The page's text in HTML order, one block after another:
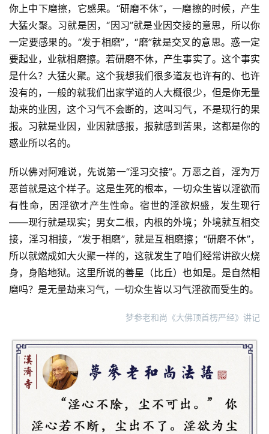
资
八
点
僧
音
高
僧
心
你上中下磨擦，它感果。“研磨不休”，一磨擦的时候，产生
大猛火聚。习就是因，“因习”就是业因交接的意思，所以你
一定要感果的。“发于相磨”，“磨”就是交叉的意思。惑一定
要起业，业就相磨擦。若研磨不休，产生事实了。这个事实
是什么？大猛火聚。这个我想我们很多道友也许有的、也许
没有的，一般的就我们出家学道的人大概很少，但是你无量
劫来的业因，这个习气不会断的，这叫习气，不是现行的果
报。习就是业因，业因就感报，报就感到苦果，这都是你的
惑业所以名的。
所以佛对阿难说，先说第一“淫习交接”。万恶之首，淫为万
恶首就是这个样子。这是生死的根本，一切众生皆以淫欲而
有性命，因淫欲才产生性命。宿世的淫欲炽盛，发生现行
——现行就是现实；男女二根，内根的外境；外境就互相交
接，淫习相接，“发于相磨”，就是互相磨擦；“研磨不休”，
所以就燃成如大火聚一样的，这就发生了咱们经常讲欲火烧
身，身陷地狱。这里所说的善星（比丘）也如是。是自然相
磨吗？是无量劫来习气，一切众生皆以习气淫欲而受生的。
梦参老和尚《大佛顶首楞严经》讲记